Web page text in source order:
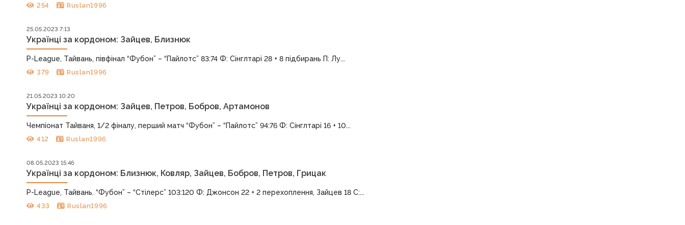
254 Ruslan1996
25.05.2023 7:13
Українці за кордоном: Зайцев, Близнюк
P-League, Тайвань, півфінал “Фубон” – “Пайлотс” 83:74 Ф: Сінглтарі 28 + 8 підбирань П: Лу...
379 Ruslan1996
21.05.2023 10:20
Українці за кордоном: Зайцев, Петров, Бобров, Артамонов
Чемпіонат Тайваня, 1/2 фіналу, перший матч “Фубон” – “Пайлотс” 94:76 Ф: Сінглтарі 16 + 10...
412 Ruslan1996
08.05.2023 15:46
Українці за кордоном: Близнюк, Ковляр, Зайцев, Бобров, Петров, Грицак
P-League, Тайвань. “Фубон” – “Стілерс” 103:120 Ф: Джонсон 22 + 2 перехоплення, Зайцев 18 С:...
433 Ruslan1996